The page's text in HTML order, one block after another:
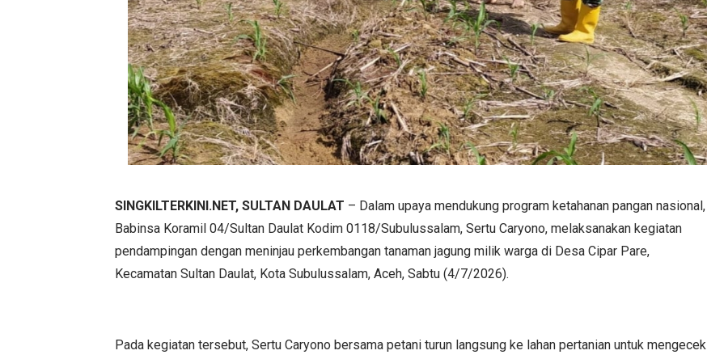
SINGKILTERKINI.NET, SULTAN DAULAT – Dalam upaya mendukung program ketahanan pangan nasional,
Babinsa Koramil 04/Sultan Daulat Kodim 0118/Subulussalam, Sertu Caryono, melaksanakan kegiatan
pendampingan dengan meninjau perkembangan tanaman jagung milik warga di Desa Cipar Pare,
Kecamatan Sultan Daulat, Kota Subulussalam, Aceh, Sabtu (4/7/2026).
Pada kegiatan tersebut, Sertu Caryono bersama petani turun langsung ke lahan pertanian untuk mengecek